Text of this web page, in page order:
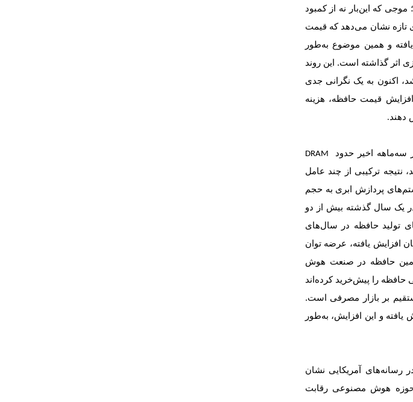
که این‌بار نه از کمبود
تازه نشان می‌دهد که قیمت
و همین موضوع به‌طور
اثر گذاشته است. این روند
اکنون به یک نگرانی جدی
قیمت حافظه، هزینه
دهند.
سه‌ماهه اخیر حدود
نتیجه ترکیبی از چند عامل
پردازش ابری به حجم
یک سال گذشته بیش از دو
تولید حافظه در سال‌های
افزایش یافته، عرضه توان
حافظه در صنعت هوش
را پیش‌خرید کرده‌اند
بر بازار مصرفی است.
یافته و این افزایش، به‌طور
رسانه‌های آمریکایی نشان
هوش مصنوعی رقابت